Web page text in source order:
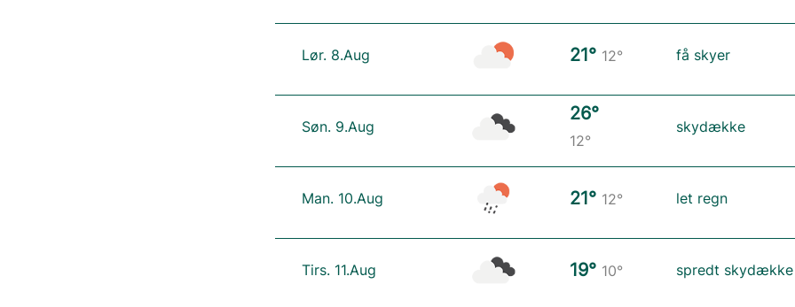
Lør. 8.Aug 21° 12° få skyer
Søn. 9.Aug
26°
12°
skydække
Man. 10.Aug 21° 12° let regn
Tirs. 11.Aug 19° 10° spredt skydække